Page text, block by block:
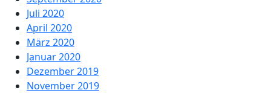
Juli 2020
April 2020
März 2020
Januar 2020
Dezember 2019
November 2019